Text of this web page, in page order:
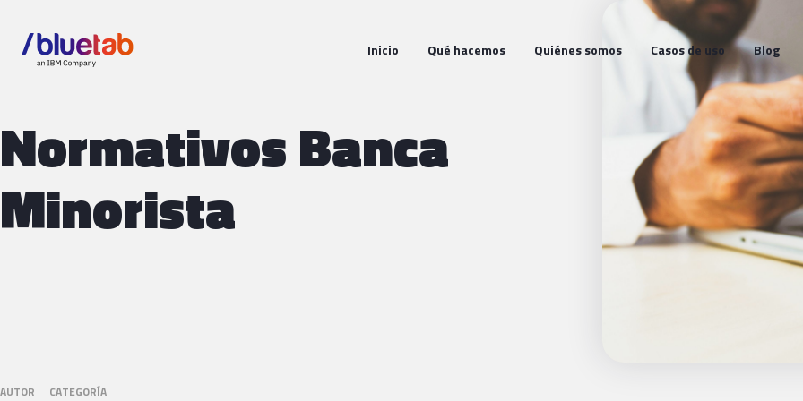
Inicio Qué hacemos Quiénes somos Casos de uso Blog
Normativos Banca
Minorista
AUTOR CATEGORÍA